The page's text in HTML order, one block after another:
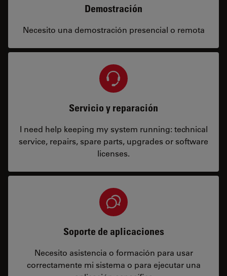
Demostración
Necesito una demostración presencial o remota
Servicio y reparación
I need help keeping my system running: technical
service, repairs, spare parts, upgrades or software
licenses.
Soporte de aplicaciones
Necesito asistencia o formación para usar
correctamente mi sistema o para ejecutar una